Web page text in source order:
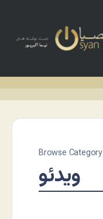
Browse Category
ویدئو